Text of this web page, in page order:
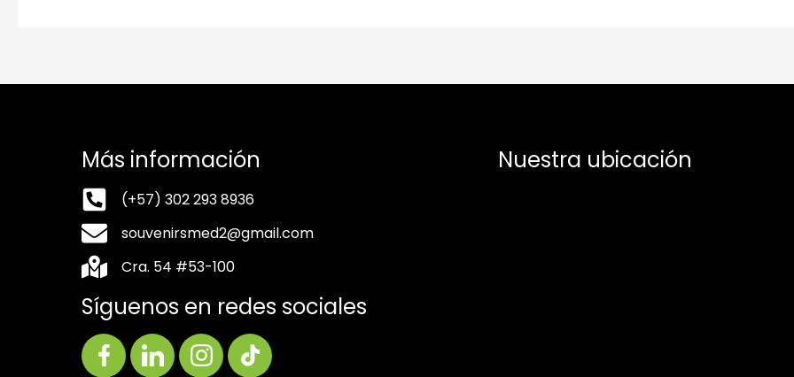
Más información
(+57) 302 293 8936
souvenirsmed2@gmail.com
Cra. 54 #53-100
Síguenos en redes sociales
Nuestra ubicación